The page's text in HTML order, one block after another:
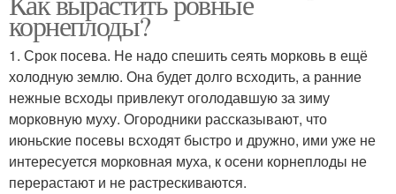
корнеплоды?
1. Срок посева. Не надо спешить сеять морковь в ещё
холодную землю. Она будет долго всходить, а ранние
нежные всходы привлекут оголодавшую за зиму
морковную муху. Огородники рассказывают, что
июньские посевы всходят быстро и дружно, ими уже не
интересуется морковная муха, к осени корнеплоды не
перерастают и не растрескиваются.